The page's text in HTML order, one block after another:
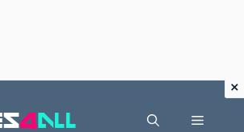
Menu